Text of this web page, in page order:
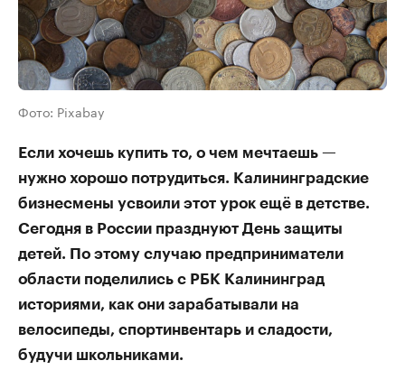
Фото: Pixabay
Если хочешь купить то, о чем мечтаешь —
нужно хорошо потрудиться. Калининградские
бизнесмены усвоили этот урок ещё в детстве.
Сегодня в России празднуют День защиты
детей. По этому случаю предприниматели
области поделились с РБК Калининград
историями, как они зарабатывали на
велосипеды, спортинвентарь и сладости,
будучи школьниками.